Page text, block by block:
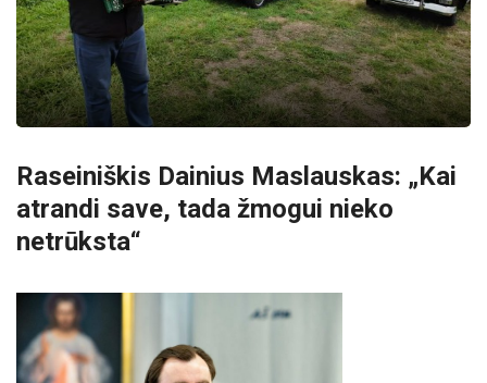
Raseiniškis Dainius Maslauskas: „Kai
atrandi save, tada žmogui nieko
netrūksta“